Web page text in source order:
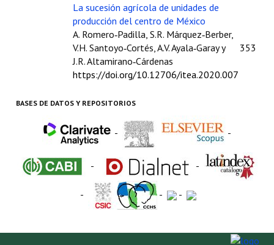
La sucesión agrícola de unidades de
producción del centro de México
A. Romero‑Padilla, S.R. Márquez‑Berber,
V.H. Santoyo‑Cortés, A.V. Ayala‑Garay y
J.R. Altamirano‑Cárdenas
https://doi.org/10.12706/itea.2020.007
353
BASES DE DATOS Y REPOSITORIOS
- -
- -
- - -